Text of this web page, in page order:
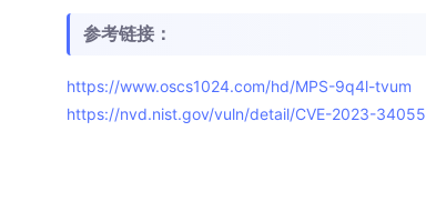
参考链接：
https://www.oscs1024.com/hd/MPS-9q4l-tvum
https://nvd.nist.gov/vuln/detail/CVE-2023-34055